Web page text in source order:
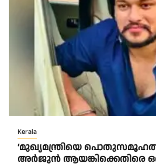
Kerala
‘മുഖ്യമന്ത്രിയെ
അർജുൻ ആയങ്കിക്കെതിരെ